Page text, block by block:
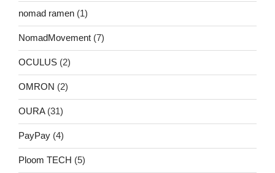
nomad ramen (1)
NomadMovement (7)
OCULUS (2)
OMRON (2)
OURA(31)
PayPay (4)
Ploom TECH (5)